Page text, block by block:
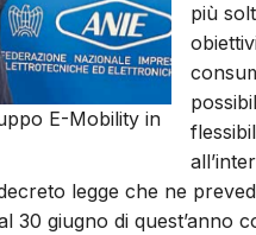
E-Mobility in
più
legge che ne
30 giugno di quest’anno